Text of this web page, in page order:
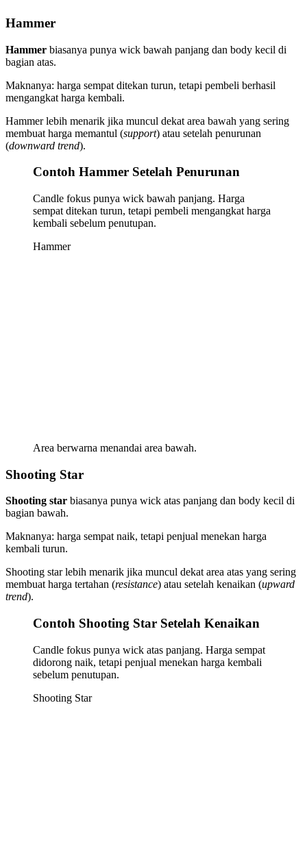
Hammer
Hammer biasanya punya wick bawah panjang dan body kecil di
bagian atas.
Maknanya: harga sempat ditekan turun, tetapi pembeli berhasil
mengangkat harga kembali.
Hammer lebih menarik jika muncul dekat area bawah yang sering
membuat harga memantul (support) atau setelah penurunan
(downward trend).
Contoh Hammer Setelah Penurunan
Candle fokus punya wick bawah panjang. Harga
sempat ditekan turun, tetapi pembeli mengangkat harga
kembali sebelum penutupan.
Hammer
Area berwarna menandai area bawah.
Shooting Star
Shooting star biasanya punya wick atas panjang dan body kecil di
bagian bawah.
Maknanya: harga sempat naik, tetapi penjual menekan harga
kembali turun.
Shooting star lebih menarik jika muncul dekat area atas yang sering
membuat harga tertahan (resistance) atau setelah kenaikan (upward
trend).
Contoh Shooting Star Setelah Kenaikan
Candle fokus punya wick atas panjang. Harga sempat
didorong naik, tetapi penjual menekan harga kembali
sebelum penutupan.
Shooting Star